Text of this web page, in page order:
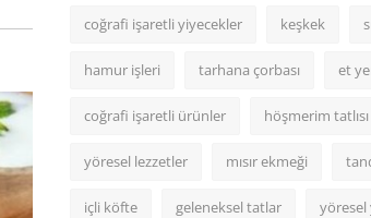
coğrafi işaretli yiyecekler keşkek
hamur işleri tarhana çorbası et
coğrafi işaretli ürünler höşmerim tatlısı
yöresel lezzetler mısır ekmeği
içli köfte geleneksel tatlar yöresel